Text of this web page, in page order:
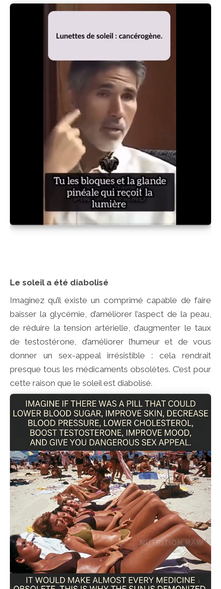
Le soleil a été diabolisé
Imaginez qu’il existe un comprimé capable de faire
baisser la glycémie, d’améliorer l’aspect de la peau,
de réduire la tension artérielle, d’augmenter le taux
de testostérone, d’améliorer l’humeur et de vous
donner un sex-appeal irrésistible : cela rendrait
presque tous les médicaments obsolètes. C’est pour
cette raison que le soleil est diabolisé.